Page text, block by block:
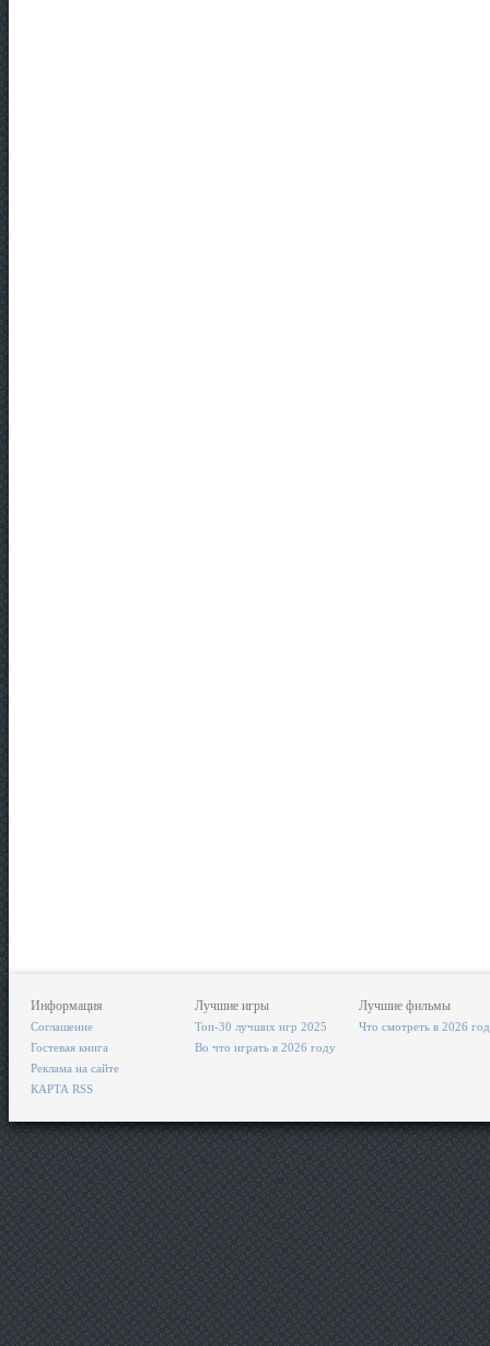
Информация
Соглашение
Гостевая книга
Реклама на сайте
КАРТА RSS
Лучшие игры
Топ-30 лучших игр 2025
Во что играть в 2026 году
Лучшие фильмы
Что смотреть в 2026